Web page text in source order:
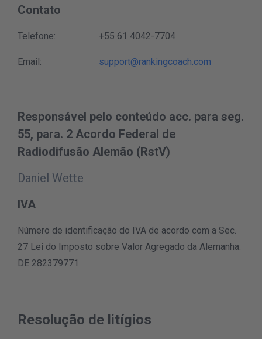
Contato
Telefone: +55 61 4042-7704
Email: support@rankingcoach.com
Responsável pelo conteúdo acc. para seg.
55, para. 2 Acordo Federal de
Radiodifusão Alemão (RstV)
Daniel Wette
IVA
Número de identificação do IVA de acordo com a Sec.
27 Lei do Imposto sobre Valor Agregado da Alemanha:
DE 282379771
Resolução de litígios